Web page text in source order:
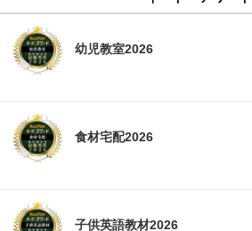
幼児教室2026
食材宅配2026
子供英語教材2026